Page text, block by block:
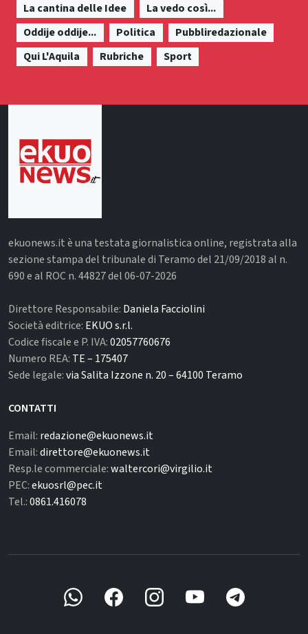
La cantina delle Idee
La vedo così...
Oddije oddije...
Politica
Pubbliredazionale
Qui L'Aquila
Rubriche Sport
ekuonews.it è una testata giornalistica online, registrata alla
sezione stampa del tribunale di Teramo del 21/09/2018 al n.
690 e al ROC n. 44827 del 06-07-2026
Direttore Responsabile: Daniela Facciolini
Società editrice: EKUO s.r.l.
Codice fiscale e P. IVA:02057760676
Numero REA: TE – 175407
Sede legale:via Salita Izzone n. 20 – 64100 Teramo
CONTATTI
Email: redazione@ekuonews.it
Email:direttore@ekuonews.it
Resp.le commerciale:waltercori@virgilio.it
PEC:ekuosrl@pec.it
Tel.:0861.416078